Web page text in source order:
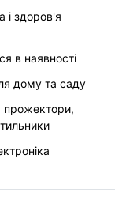
і здоров'я
в наявності
дому та саду
прожектори,